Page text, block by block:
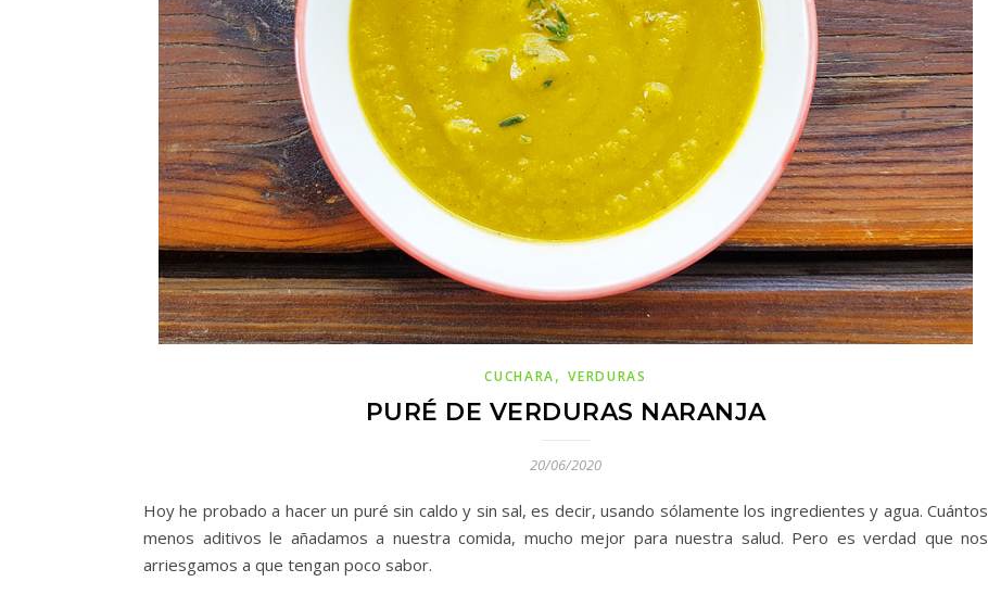
CUCHARA,VERDURAS
PURÉ DE VERDURAS NARANJA
20/06/2020
Hoy he probado a hacer un puré sin caldo y sin sal, es decir, usando sólamente los ingredientes y agua. Cuántos
menos aditivos le añadamos a nuestra comida, mucho mejor para nuestra salud. Pero es verdad que nos
arriesgamos a que tengan poco sabor.